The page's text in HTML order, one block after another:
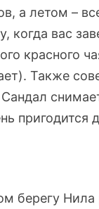
а летом –
когда вас
красного
Также
берегу